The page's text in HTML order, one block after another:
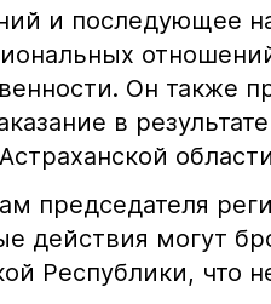
и последующее
Он также
в
председателя
действия могут
Республики, что